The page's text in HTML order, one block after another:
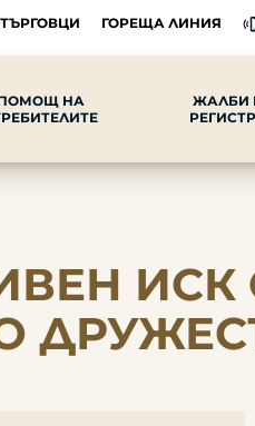
ГОРЕЩА ЛИНИЯ
НА
ЖАЛБИ